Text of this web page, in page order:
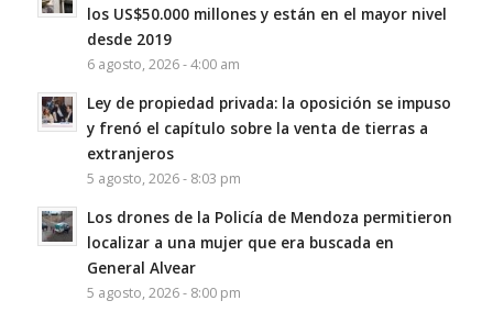
los US$50.000 millones y están en el mayor nivel
desde 2019
6 agosto, 2026 - 4:00 am
Ley de propiedad privada: la oposición se impuso
y frenó el capítulo sobre la venta de tierras a
extranjeros
5 agosto, 2026 - 8:03 pm
Los drones de la Policía de Mendoza permitieron
localizar a una mujer que era buscada en
General Alvear
5 agosto, 2026 - 8:00 pm